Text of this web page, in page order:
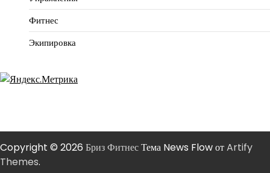
Фитнес
Экипировка
Copyright © 2026 Бриз ФитнесТема News Flow отArtify
Themes.